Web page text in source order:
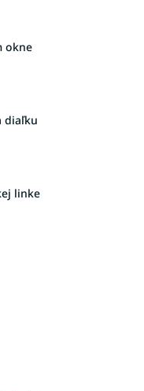
okne
diaľku
linke